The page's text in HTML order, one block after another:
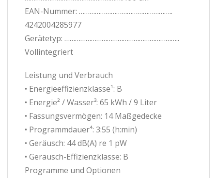
EAN-Nummer: ……………………………………………..
4242004285977
Gerätetyp: ………………………………………………………..
Vollintegriert
Leistung und Verbrauch
• Energieeffizienzklasse¹: B
• Energie² / Wasser³: 65 kWh / 9 Liter
• Fassungsvermögen: 14 Maßgedecke
• Programmdauer⁴: 3:55 (h:min)
• Geräusch: 44 dB(A) re 1 pW
• Geräusch-Effizienzklasse: B
Programme und Optionen